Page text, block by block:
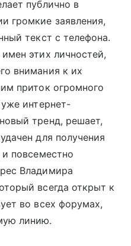
публично в
громкие заявления,
текст с телефона.
этих личностей,
внимания к их
приток огромного
интернет-
тренд, решает,
для получения
повсеместно
Владимира
всегда открыт к
во всех форумах,
линию.